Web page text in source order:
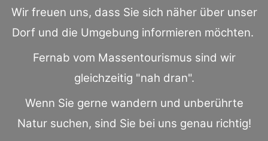
Wir freuen uns, dass Sie sich näher über unser
Dorf und die Umgebung informieren möchten.
Fernab vom Massentourismus sind wir
gleichzeitig "nah dran".
Wenn Sie gerne wandern und unberührte
Natur suchen, sind Sie bei uns genau richtig!